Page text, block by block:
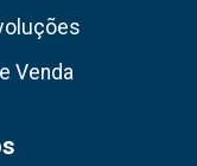
Venda